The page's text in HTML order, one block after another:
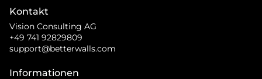
Kontakt
Vision Consulting AG
+49 741 92829809
support@betterwalls.com
Informationen